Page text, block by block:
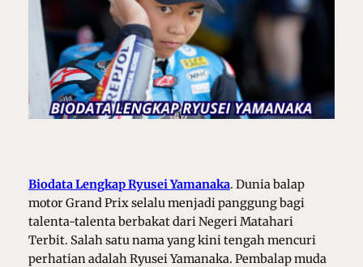
Biodata Lengkap Ryusei Yamanaka. Dunia balap
motor Grand Prix selalu menjadi panggung bagi
talenta-talenta berbakat dari Negeri Matahari
Terbit. Salah satu nama yang kini tengah mencuri
perhatian adalah Ryusei Yamanaka. Pembalap muda